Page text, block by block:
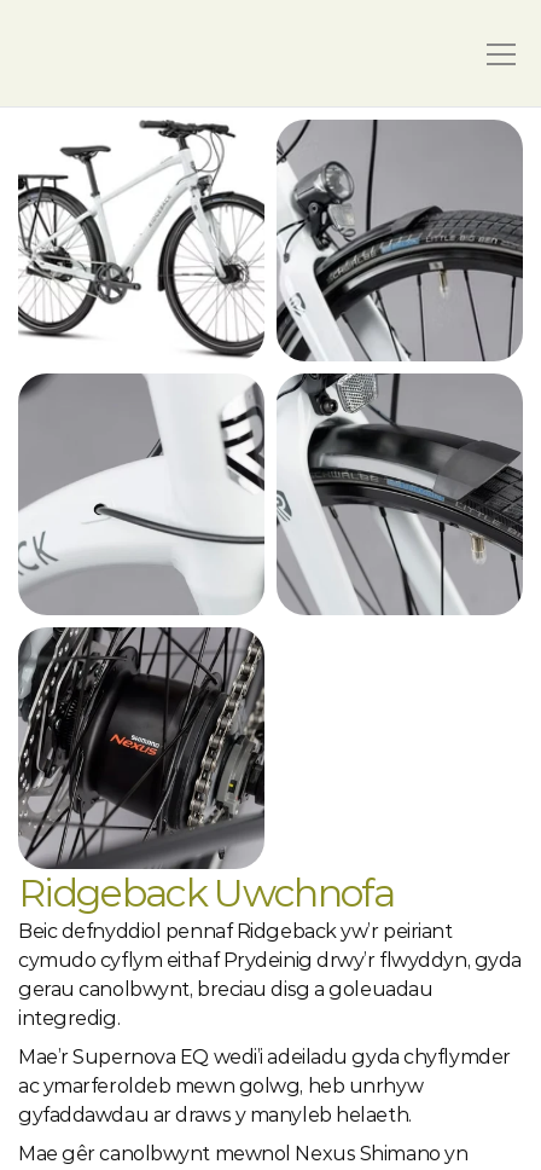
Ridgeback Uwchnofa
Beic defnyddiol pennaf Ridgeback yw’r peiriant
cymudo cyflym eithaf Prydeinig drwy’r flwyddyn, gyda
gerau canolbwynt, breciau disg a goleuadau
integredig.
Mae’r Supernova EQ wedi’i adeiladu gyda chyflymder
ac ymarferoldeb mewn golwg, heb unrhyw
gyfaddawdau ar draws y manyleb helaeth.
Mae gêr canolbwynt mewnol Nexus Shimano yn